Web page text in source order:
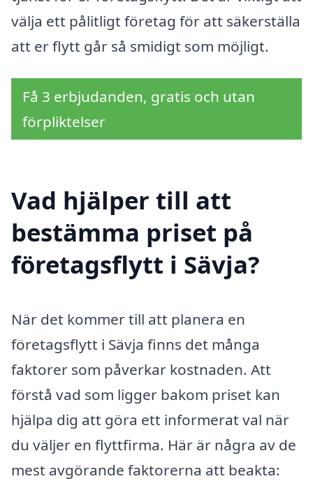
välja ett pålitligt företag för att säkerställa
att er flytt går så smidigt som möjligt.
Få 3 erbjudanden, gratis och utan
förpliktelser
Vad hjälper till att
bestämma priset på
företagsflytt i Sävja?
När det kommer till att planera en
företagsflytt i Sävja finns det många
faktorer som påverkar kostnaden. Att
förstå vad som ligger bakom priset kan
hjälpa dig att göra ett informerat val när
du väljer en flyttfirma. Här är några av de
mest avgörande faktorerna att beakta: